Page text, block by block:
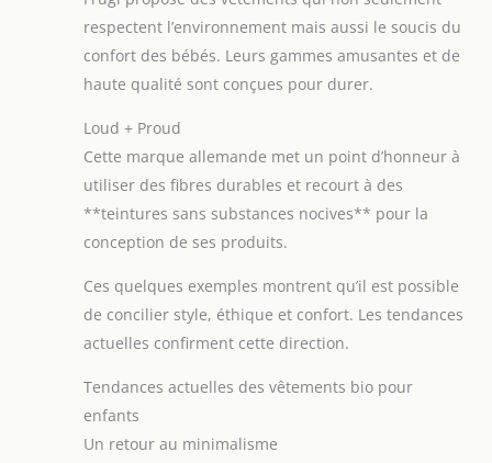
respectent l’environnement mais aussi le soucis du
confort des bébés. Leurs gammes amusantes et de
haute qualité sont conçues pour durer.
Loud + Proud
Cette marque allemande met un point d’honneur à
utiliser des fibres durables et recourt à des
**teintures sans substances nocives** pour la
conception de ses produits.
Ces quelques exemples montrent qu’il est possible
de concilier style, éthique et confort. Les tendances
actuelles confirment cette direction.
Tendances actuelles des vêtements bio pour
enfants
Un retour au minimalisme